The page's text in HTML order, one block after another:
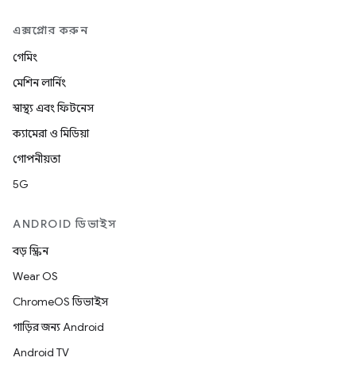
এক্সপ্লোর করুন
গেমিং
মেশিন লার্নিং
স্বাস্থ্য এবং ফিটনেস
ক্যামেরা ও মিডিয়া
গোপনীয়তা
5G
ANDROID ডিভাইস
বড় স্ক্রিন
Wear OS
ChromeOS ডিভাইস
গাড়ির জন্য Android
Android TV